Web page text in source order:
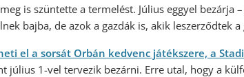
is szüntette a termelést. Július eggyel bezárja
bajba, de azok a gazdák is, akik leszerződtek
el a sorsát Orbán kedvenc játékszere, a
július 1-vel tervezik bezárni. Erre utal, hogy a